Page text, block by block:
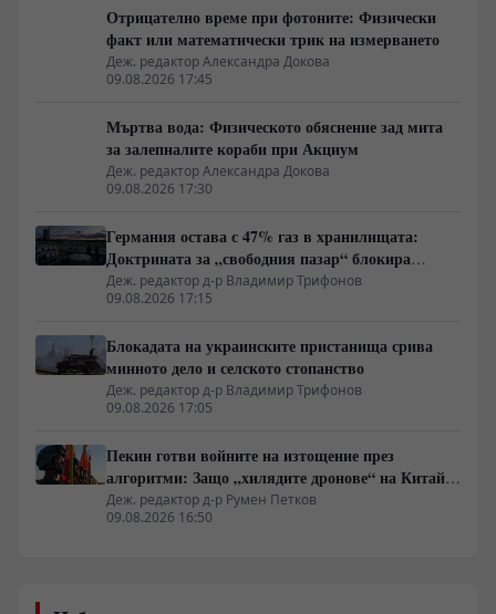
Отрицателно време при фотоните: Физически
факт или математически трик на измерването
Деж. редактор Александра Докова
09.08.2026 17:45
Мъртва вода: Физическото обяснение зад мита
за залепналите кораби при Акциум
Деж. редактор Александра Докова
09.08.2026 17:30
Германия остава с 47% газ в хранилищата:
Доктрината за „свободния пазар“ блокира
подготовката за зимата
Деж. редактор д-р Владимир Трифонов
09.08.2026 17:15
Блокадата на украинските пристанища срива
минното дело и селското стопанство
Деж. редактор д-р Владимир Трифонов
09.08.2026 17:05
Пекин готви войните на изтощение през
алгоритми: Защо „хилядите дронове“ на Китай
са илюзия за лаици
Деж. редактор д-р Румен Петков
09.08.2026 16:50